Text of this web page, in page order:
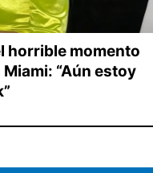
horrible momento
“Aún estoy